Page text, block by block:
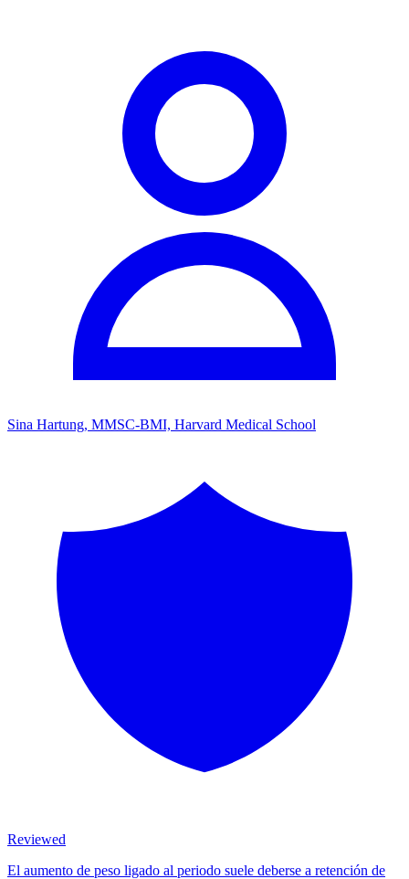
Sina Hartung, MMSC-BMI, Harvard Medical School
Reviewed
El aumento de peso ligado al periodo suele deberse a retención de